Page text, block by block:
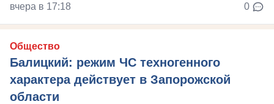
вчера в 17:18 0
Общество
Балицкий: режим ЧС техногенного
характера действует в Запорожской
области